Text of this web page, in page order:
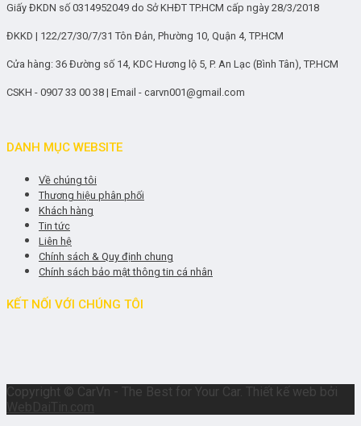
Giấy ĐKDN số 0314952049 do Sở KHĐT TP.HCM cấp ngày 28/3/2018
ĐKKD | 122/27/30/7/31 Tôn Đản, Phường 10, Quận 4, TP.HCM
Cửa hàng: 36 Đường số 14, KDC Hương lộ 5, P. An Lạc (Bình Tân), TP.HCM
CSKH - 0907 33 00 38 | Email - carvn001@gmail.com
DANH MỤC WEBSITE
Về chúng tôi
Thương hiệu phân phối
Khách hàng
Tin tức
Liên hệ
Chính sách & Quy định chung
Chính sách bảo mật thông tin cá nhân
KẾT NỐI VỚI CHÚNG TÔI
Copyright © CarVn - The Best for Your Car. Thiết kế web bởi
WebDaiTin.com